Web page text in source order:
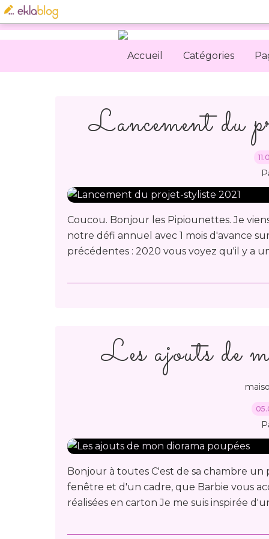
Accueil Catégories
Lancement du
Coucou. Bonjour les Pipiounettes. Je
notre défi annuel avec 1 mois d'avance
précédentes : 2020 vous voyez qu'il y a
Les ajouts de
Bonjour à toutes C'est de sa chambre
fenêtre et d'un cadre, que Barbie vous
réalisées en carton Je me suis inspirée